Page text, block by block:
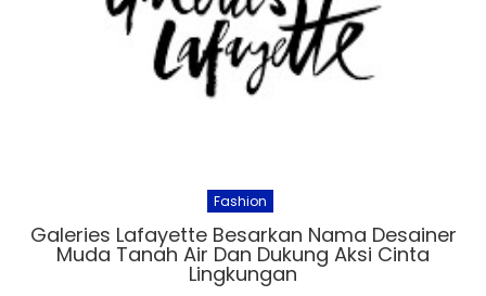
Fashion
Galeries Lafayette Besarkan Nama Desainer
Muda Tanah Air Dan Dukung Aksi Cinta
Lingkungan